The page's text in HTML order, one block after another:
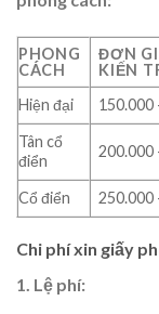
PHONG
CÁCH
ĐƠN
KIẾN
Hiện đại
150.000
Tân cổ
điển
200.000
Cổ điển 250.000
Chi phí xin giấy
1. Lệ phí: